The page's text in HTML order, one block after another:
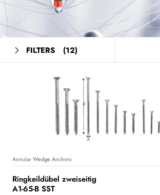
FILTERS (12)
Annular Wedge Anchors
Ringkeildübel zweiseitig
A1-65-B SST